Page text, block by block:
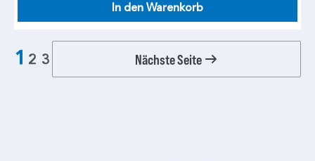
In den Warenkorb
1 2 3 Nächste Seite